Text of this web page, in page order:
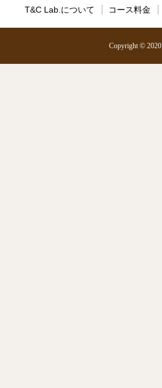
T&C Lab.について コース料金
Copyright © 2020